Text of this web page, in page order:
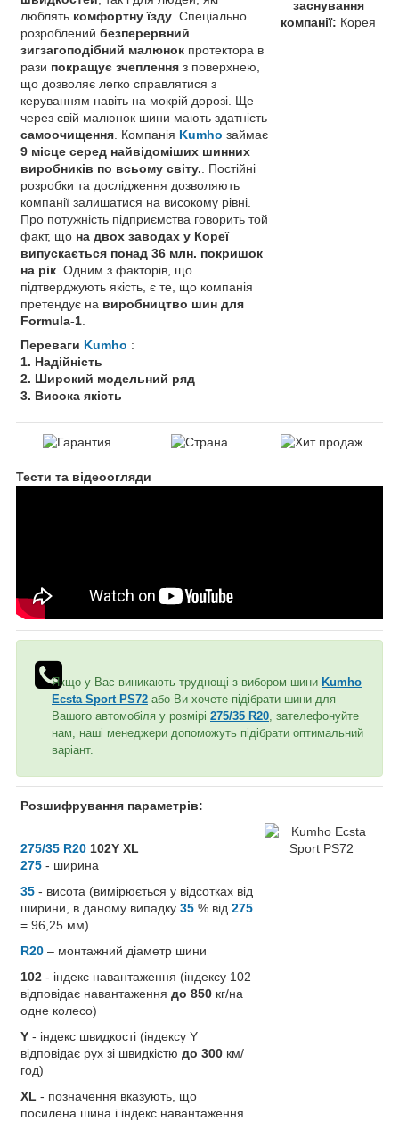
люблять комфортну їзду . Спеціально
розроблений безперервний
зигзагоподібний малюнок протектора в
рази покращує зчеплення з поверхнею,
що дозволяє легко справлятися з
керуванням навіть на мокрій дорозі. Ще
через свій малюнок шини мають здатність
самоочищення . Компанія Kumho займає
9 місце серед найвідоміших шинних
виробників по всьому світу. . Постійні
розробки та дослідження дозволяють
компанії залишатися на високому рівні.
Про потужність підприємства говорить той
факт, що на двох заводах у Кореї
випускається понад 36 млн. покришок
на рік . Одним з факторів, що
підтверджують якість, є те, що компанія
претендує на виробництво шин для
Formula-1
Переваги Kumho :
1. Надійність
2. Широкий модельний ряд
3. Висока якість
заснування
компанії: Корея
Тести та відеоогляди
Якщо у Вас виникають труднощі з вибором шини Kumho
Ecsta Sport PS72 або Ви хочете підібрати шини для
Вашого автомобіля у розмірі 275/35 R20 , зателефонуйте
нам, наші менеджери допоможуть підібрати оптимальний
варіант.
Розшифрування параметрів:
275/35 R20 102Y XL
275 - ширина
35 - висота (вимірюється у відсотках від
ширини, в даному випадку 35 % від 275
= 96,25 мм)
R20 – монтажний діаметр шини
102 - індекс навантаження (індексу 102
відповідає навантаження до 850 кг/на
одне колесо)
Y - індекс швидкості (індексу Y
відповідає рух зі швидкістю до 300 км/
год)
XL - позначення вказують, що
посилена шина і індекс навантаження